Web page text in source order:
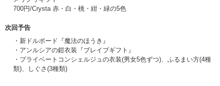
700円/Crysta 赤・白・桃・紺・緑の5色
次回予告
・新ドルボード『魔法のほうき』
・アンルシアの鎧衣装『ブレイブギフト』
・プライベートコンシェルジュの衣装(男女5色ずつ)、ふるまい方(4種
類)、しぐさ(3種類)